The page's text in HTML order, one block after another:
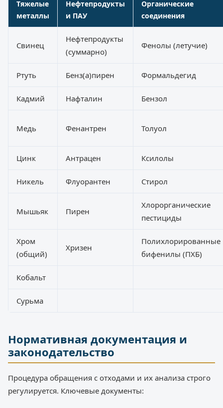
Тяжелые
металлы
Нефтепродукты
и ПАУ
Органические
соединения
Свинец
Нефтепродукты
(суммарно)
Фенолы (летучие)
Ртуть Бенз(а)пирен Формальдегид
Кадмий Нафталин Бензол
Медь Фенантрен Толуол
Цинк Антрацен Ксилолы
Никель Флуорантен Стирол
Мышьяк Пирен
Хлорорганические
пестициды
Хром
(общий)
Хризен
Полихлорированные
бифенилы (ПХБ)
Кобальт
Сурьма
Нормативная документация и
законодательство
Процедура обращения с отходами и их анализа строго
регулируется. Ключевые документы: